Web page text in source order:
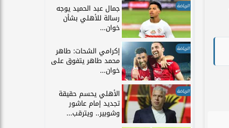
الرياضة جمال عبد الحميد يوجه
رسالة للأهلي بشأن
خوان...
الرياضة إكرامي الشحات: طاهر
محمد طاهر يتفوق على
خوان...
الرياضة الأهلي يحسم حقيقة
تجديد إمام عاشور
وشوبير.. ويترقب...